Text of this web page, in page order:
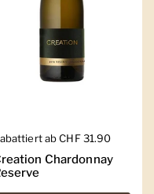
Preis
ab CHF 31.90
Chardonnay